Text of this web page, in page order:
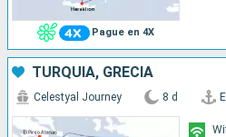
Pague en 4X
TURQUÍA, GRECIA
Celestyal Journey 8 d